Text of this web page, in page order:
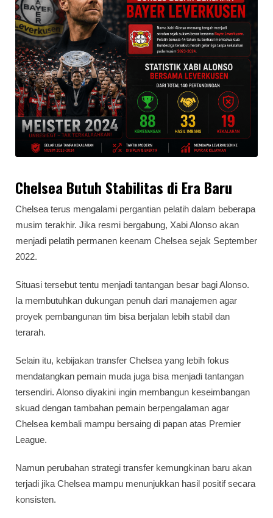
Chelsea Butuh Stabilitas di Era Baru
Chelsea terus mengalami pergantian pelatih dalam beberapa
musim terakhir. Jika resmi bergabung, Xabi Alonso akan
menjadi pelatih permanen keenam Chelsea sejak September
2022.
Situasi tersebut tentu menjadi tantangan besar bagi Alonso.
Ia membutuhkan dukungan penuh dari manajemen agar
proyek pembangunan tim bisa berjalan lebih stabil dan
terarah.
Selain itu, kebijakan transfer Chelsea yang lebih fokus
mendatangkan pemain muda juga bisa menjadi tantangan
tersendiri. Alonso diyakini ingin membangun keseimbangan
skuad dengan tambahan pemain berpengalaman agar
Chelsea kembali mampu bersaing di papan atas Premier
League.
Namun perubahan strategi transfer kemungkinan baru akan
terjadi jika Chelsea mampu menunjukkan hasil positif secara
konsisten.